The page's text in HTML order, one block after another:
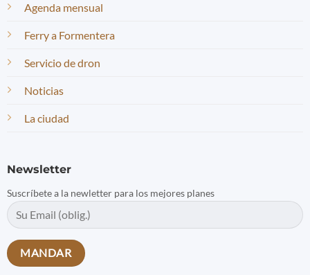
Agenda mensual
Ferry a Formentera
Servicio de dron
Noticias
La ciudad
Newsletter
Suscríbete a la newletter para los mejores planes